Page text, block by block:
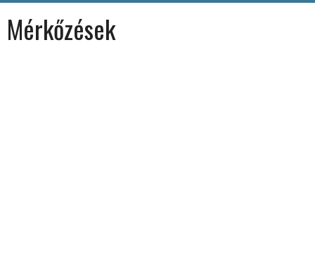
Mérkőzések